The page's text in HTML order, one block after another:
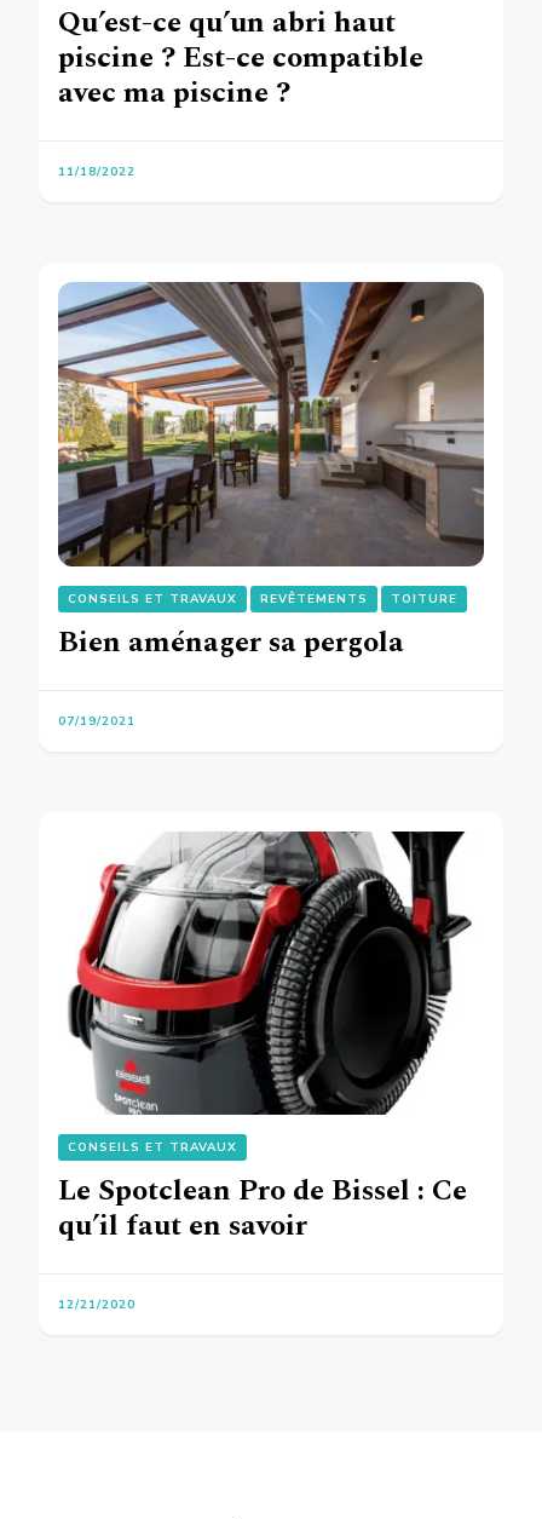
Qu’est-ce qu’un abri haut
piscine ? Est-ce compatible
avec ma piscine ?
11/18/2022
CONSEILS ET TRAVAUX REVÊTEMENTS TOITURE
Bien aménager sa pergola
07/19/2021
CONSEILS ET TRAVAUX
Le Spotclean Pro de Bissel : Ce
qu’il faut en savoir
12/21/2020